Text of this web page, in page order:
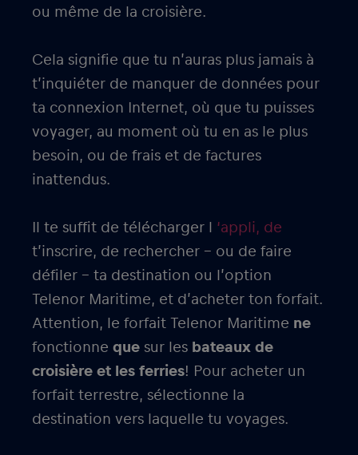
ou même de la croisière.
Cela signifie que tu n’auras plus jamais à
t’inquiéter de manquer de données pour
ta connexion Internet, où que tu puisses
voyager, au moment où tu en as le plus
besoin, ou de frais et de factures
inattendus.
Il te suffit de télécharger l ‘appli, de
t’inscrire, de rechercher – ou de faire
défiler – ta destination ou l’option
Telenor Maritime, et d’acheter ton forfait.
Attention, le forfait Telenor Maritime ne
fonctionne que sur les bateaux de
croisière et les ferries! Pour acheter un
forfait terrestre, sélectionne la
destination vers laquelle tu voyages.